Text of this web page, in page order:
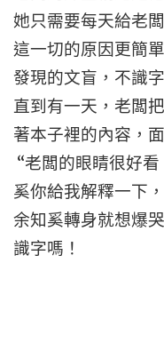
她只需要每天給老
這一切的原因更簡
發現的文盲，不識
直到有一天，老闆
著本子裡的內容，
“老闆的眼睛很好
奚你給我解釋一下
余知奚轉身就想爆
識字嗎！